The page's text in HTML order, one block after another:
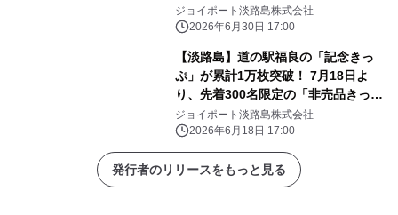
ップして復活！
ジョイポート淡路島株式会社
2026年6月30日 17:00
【淡路島】道の駅福良の「記念きっ
ぷ」が累計1万枚突破！ 7月18日よ
り、先着300名限定の「非売品きっ
ぷ」を特別配布
ジョイポート淡路島株式会社
2026年6月18日 17:00
発行者のリリースをもっと見る